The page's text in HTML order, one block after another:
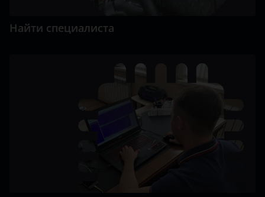
Найти специалиста